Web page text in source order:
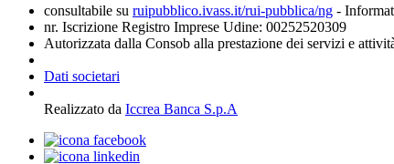
consultabile su ruipubblico.ivass.it/rui-pubblica/ng -
nr. Iscrizione Registro Imprese Udine: 00252520309
Autorizzata dalla Consob alla prestazione dei servizi e
Dati societari
Realizzato da Iccrea Banca S.p.A